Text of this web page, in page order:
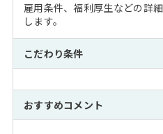
雇用条件、福利厚生などの詳
します。
こだわり条件
おすすめコメント